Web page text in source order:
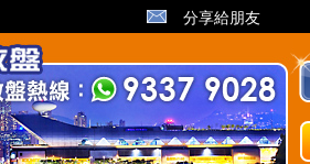
分享給朋友